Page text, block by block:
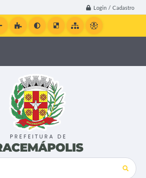
Login / Cadastro